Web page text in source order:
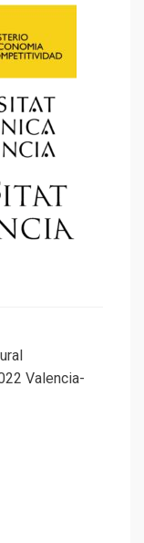
Valencia-